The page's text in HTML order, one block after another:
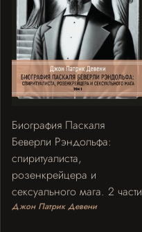
Биография Паскаля
Беверли Рэндольфа:
спиритуалиста,
розенкрейцера и
сексуального мага. 2 части
Джон Патрик Девени